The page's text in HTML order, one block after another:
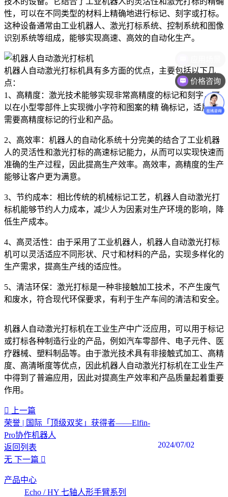
性，可以在不同类型的材料上精确地进行标记、刻字或打标。
这种设备通常由工业机器人、激光打标系统、控制系统和图像
识别系统等组成，能够实现高速、高效的自动化生产。
机器人自动激光打标机具有多方面的优点，主要包括以下几
点：
1、高精度：激光技术能够实现非常高精度的标记和刻字，可
以在小型零部件上实现微小字符和图案的精 确标记，适用于
需要高精度标记的行业和产品。
2、高效率：机器人的自动化系统十分完美的结合了工业机器
人的灵活性和激光打标的高速标记能力，从而可以实现快速而
准确的生产过程，因此提高生产效率。高效率，高精度的生产
能够让客户更为满意。
3、节约成本：相比传统的机械标记工艺，机器人自动激光打
标机能够节约人力成本，减少人为因素对生产环境的影响，降
低生产成本。
4、高灵活性：由于采用了工业机器人，机器人自动激光打标
机可以灵活适应不同形状、尺寸和材料的产品，实现多样化的
生产需求，提高生产线的适应性。
5、清洁环保：激光打标是一种非接触加工技术，不产生废气
和废水，符合现代环保要求，有利于生产车间的清洁和安全。
机器人自动激光打标机在工业生产中广泛应用，可以用于标记
或打标各种制造行业的产品，例如汽车零部件、电子元件、医
疗器械、塑料制品等。由于激光技术具有非接触式加工、高精
度、高清晰度等优点，因此机器人自动激光打标机在工业生产
中得到了普遍应用，因此对提高生产效率和产品质量起着重要
作用。‍
上一篇
荣誉 | 国际「顶级双奖」获得者——Elfin-
Pro协作机器人
2024/07/02
返回列表
无 下一篇
产品中心
Echo / HY 七轴人形手臂系列
价格咨询